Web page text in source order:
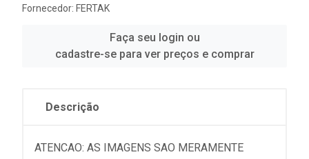
Fornecedor: FERTAK
Faça seu login ou
cadastre-se para ver preços e comprar
Descrição
ATENCAO: AS IMAGENS SAO MERAMENTE